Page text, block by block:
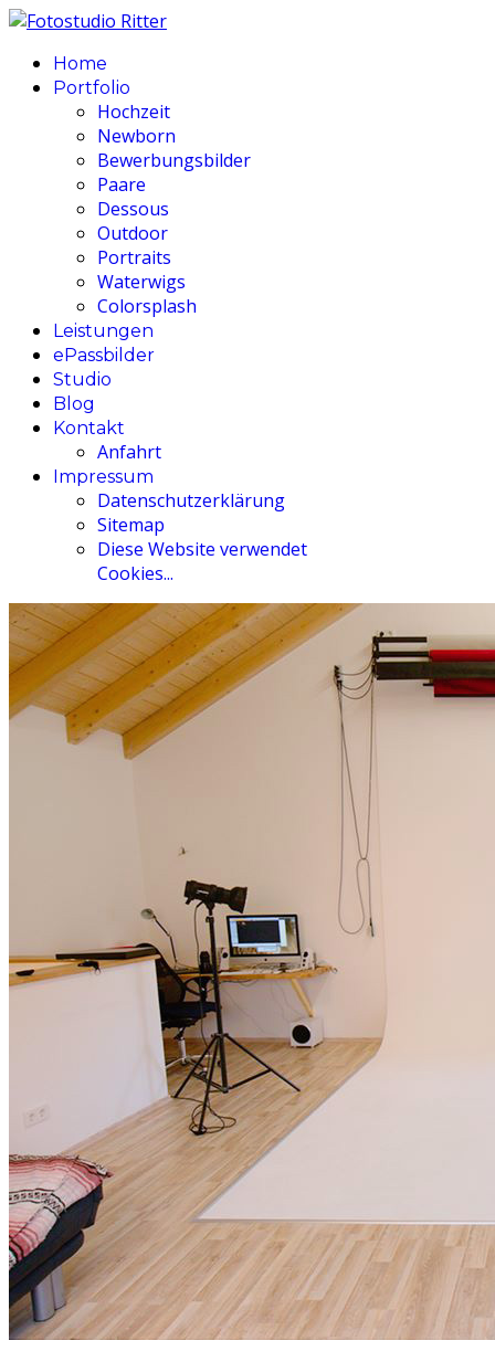
Home
Portfolio
Hochzeit
Newborn
Bewerbungsbilder
Paare
Dessous
Outdoor
Portraits
Waterwigs
Colorsplash
Leistungen
ePassbilder
Studio
Blog
Kontakt
Anfahrt
Impressum
Datenschutzerklärung
Sitemap
Diese Website verwendet
Cookies...